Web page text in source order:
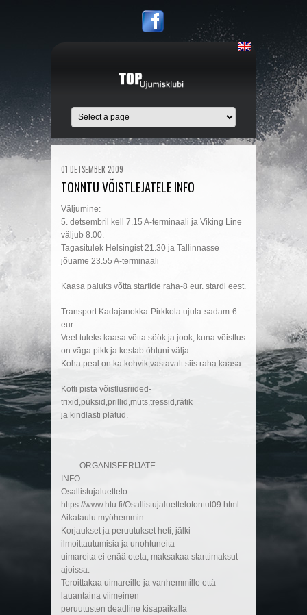
01 DETSEMBER 2009
TONNTU VÕISTLEJATELE INFO
Väljumine:
5. detsembril kell 7.15 A-terminaali ja Viking Line
väljub 8.00.
Tagasitulek Helsingist 21.30 ja Tallinnasse
jõuame 23.55 A-terminaali
Kaasa paluks võtta startide raha-8 eur. stardi eest.
Transport Kadajanokka-Pirkkola ujula-sadam-6
eur.
Veel tuleks kaasa võtta söök ja jook, kuna võistlus
on väga pikk ja kestab õhtuni välja.
Koha peal on ka kohvik,vastavalt siis raha kaasa.
Kotti pista võistlusriided-
trixid,püksid,prillid,müts,tressid,rätik
ja kindlasti plätud.
…….ORGANISEERIJATE
INFO……………………….
Osallistujaluettelo :
https://www.htu.fi/Osallistujaluettelotontut09.html
Aikataulu myöhemmin.
Korjaukset ja peruutukset heti, jälki-
ilmoittautumisia ja unohtuneita
uimareita ei enää oteta, maksakaa starttimaksut
ajoissa.
Teroittakaa uimareille ja vanhemmille että
lauantaina viimeinen
peruutusten deadline kisapaikalla